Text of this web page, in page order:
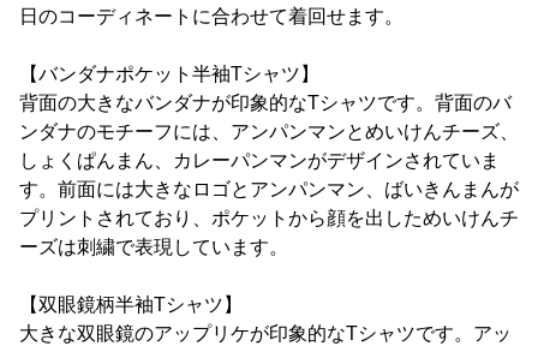
日のコーディネートに合わせて着回せます。
【バンダナポケット半袖Tシャツ】
背面の大きなバンダナが印象的なTシャツです。背面のバ
ンダナのモチーフには、アンパンマンとめいけんチーズ、
しょくぱんまん、カレーパンマンがデザインされていま
す。前面には大きなロゴとアンパンマン、ばいきんまんが
プリントされており、ポケットから顔を出しためいけんチ
ーズは刺繍で表現しています。
【双眼鏡柄半袖Tシャツ】
大きな双眼鏡のアップリケが印象的なTシャツです。アッ